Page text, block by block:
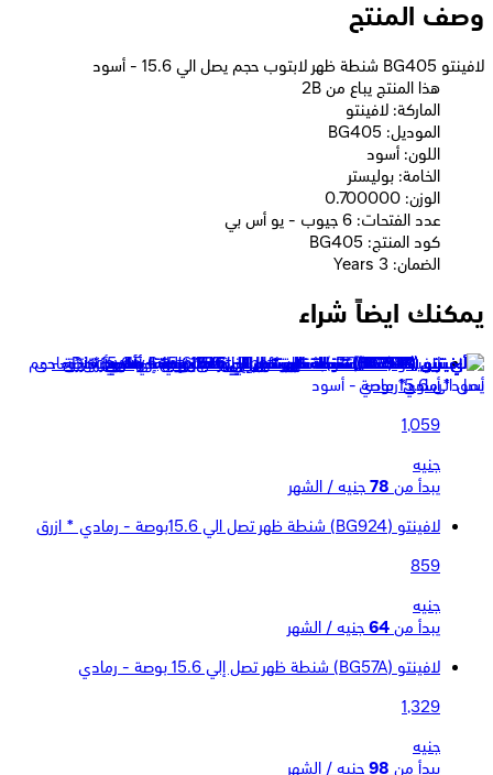
وصف المنتج
لافينتو BG405 شنطة ظهر لابتوب حجم يصل الي 15.6 - أسود
2B هذا المنتج يباع من
الماركة: لافينتو
الموديل: BG405
اللون: أسود
الخامة: بوليستر
الوزن: 0.700000
عدد الفتحات: 6 جيوب - يو أس بي
كود المنتج: BG405
الضمان: 3 Years
يمكنك ايضاً شراء
لافينتو (BG58B ) شنطة لاب توب ظهر تصل إلي 15.6 بوصة -
أسود*رمادي
1,059
جنيه
يبدأ من 78 جنيه / الشهر
لافينتو (BG924) شنطة ظهر تصل الي 15.6بوصة - رمادي * ازرق
859
جنيه
يبدأ من 64 جنيه / الشهر
لافينتو (BG57A) شنطة ظهر تصل إلي 15.6 بوصة - رمادي
1,329
جنيه
يبدأ من 98 جنيه / الشهر